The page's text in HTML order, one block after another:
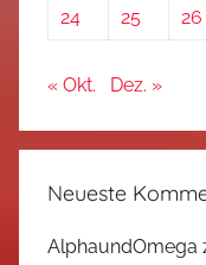
24
25 26
« Okt. Dez. »
Neueste
AlphaundOmega